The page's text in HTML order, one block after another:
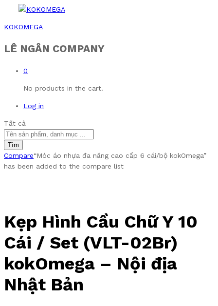
KOKOMEGA
LÊ NGÂN COMPANY
0
No products in the cart.
Log in
Tất cả
Tìm
Compare“Móc áo nhựa đa năng cao cấp 6 cái/bộ kokOmega”
has been added to the compare list
Kẹp Hình Cầu Chữ Y 10
Cái / Set (VLT-02Br)
kokOmega – Nội địa
Nhật Bản